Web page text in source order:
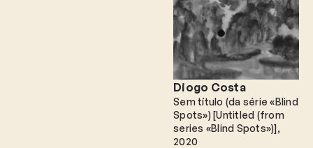
Sem título (da série «Blind
Spots») [Untitled (from
series «Blind Spots»)]
2020
Diogo Costa